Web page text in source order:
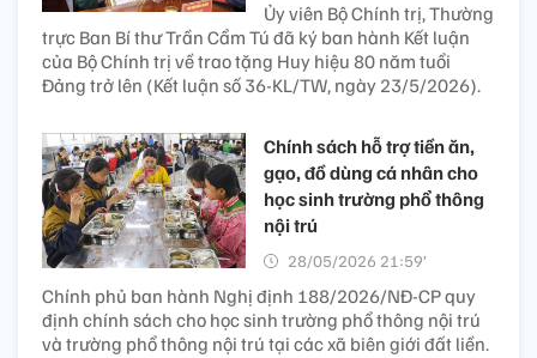
Ủy viên Bộ Chính trị, Thường
trực Ban Bí thư Trần Cẩm Tú đã ký ban hành Kết luận
của Bộ Chính trị về trao tặng Huy hiệu 80 năm tuổi
Đảng trở lên (Kết luận số 36-KL/TW, ngày 23/5/2026).
Chính sách hỗ trợ tiền ăn,
gạo, đồ dùng cá nhân cho
học sinh trường phổ thông
nội trú
28/05/2026 21:59’
Chính phủ ban hành Nghị định 188/2026/NĐ-CP quy
định chính sách cho học sinh trường phổ thông nội trú
và trường phổ thông nội trú tại các xã biên giới đất liền.